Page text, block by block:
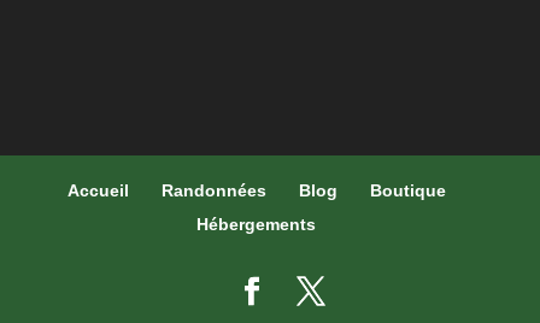
Accueil Randonnées Blog
Boutique
Hébergements